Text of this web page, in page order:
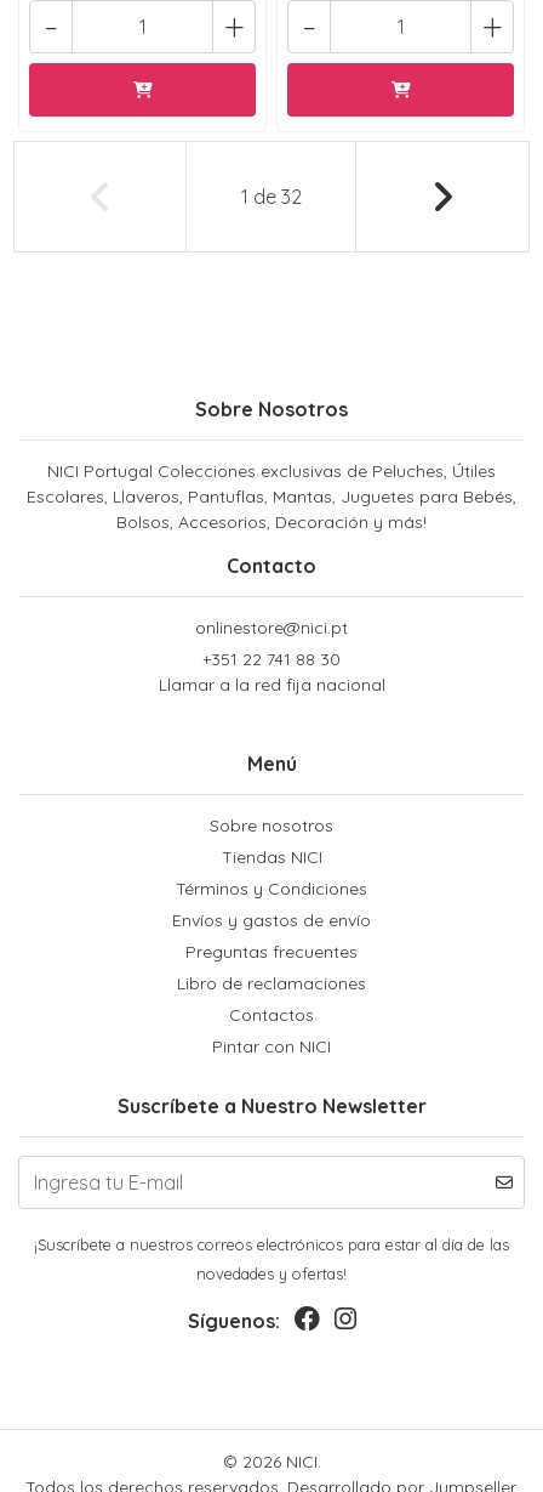
+
- +
-
1 de 32
Sobre Nosotros
NICI Portugal Colecciones exclusivas de Peluches, Útiles
Escolares, Llaveros, Pantuflas, Mantas, Juguetes para Bebés,
Bolsos, Accesorios, Decoración y más!
Contacto
onlinestore@nici.pt
+351 22 741 88 30
Llamar a la red fija nacional
Menú
Sobre nosotros
Tiendas NICI
Términos y Condiciones
Envíos y gastos de envío
Preguntas frecuentes
Libro de reclamaciones
Contactos
Pintar con NICI
Suscríbete a Nuestro Newsletter
¡Suscríbete a nuestros correos electrónicos para estar al día de las
novedades y ofertas!
Síguenos:
© 2026 NICI.
Todos los derechos reservados. Desarrollado por Jumpseller.